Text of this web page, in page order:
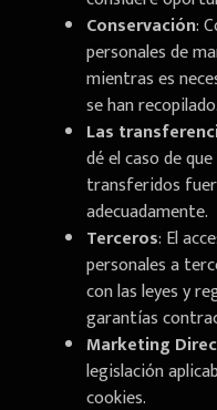
Conservación:
personales de
mientras es
se han recopilado.
Las
dé el caso de
transferidos
adecuadamente.
Terceros: El
personales a
con las leyes y
garantías
Marketing
legislación
cookies.